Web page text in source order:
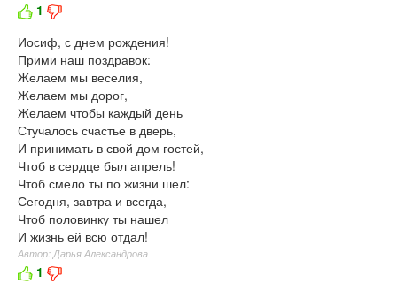
1
Иосиф, с днем рождения!
Прими наш поздравок:
Желаем мы веселия,
Желаем мы дорог,
Желаем чтобы каждый день
Стучалось счастье в дверь,
И принимать в свой дом гостей,
Чтоб в сердце был апрель!
Чтоб смело ты по жизни шел:
Сегодня, завтра и всегда,
Чтоб половинку ты нашел
И жизнь ей всю отдал!
Автор: Дарья Александрова
1